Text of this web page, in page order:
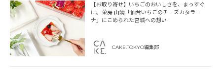
【お取り寄せ】いちごのおいしさを、まっすぐ
に。菓房 山清「仙台いちごのチーズカタラー
ナ」にこめられた宮城への想い
CAKE.TOKYO編集部